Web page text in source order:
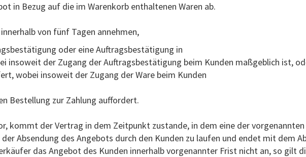
in Bezug auf die im Warenkorb enthaltenen Waren ab.
von fünf Tagen annehmen,
oder eine Auftragsbestätigung in
insoweit der Zugang der Auftragsbestätigung beim Kunden maßgeblich ist,
wobei insoweit der Zugang der Ware beim Kunden
Bestellung zur Zahlung auffordert.
kommt der Vertrag in dem Zeitpunkt zustande, in dem eine der
Absendung des Angebots durch den Kunden zu laufen und endet mit dem
das Angebot des Kunden innerhalb vorgenannter Frist nicht an, so gilt